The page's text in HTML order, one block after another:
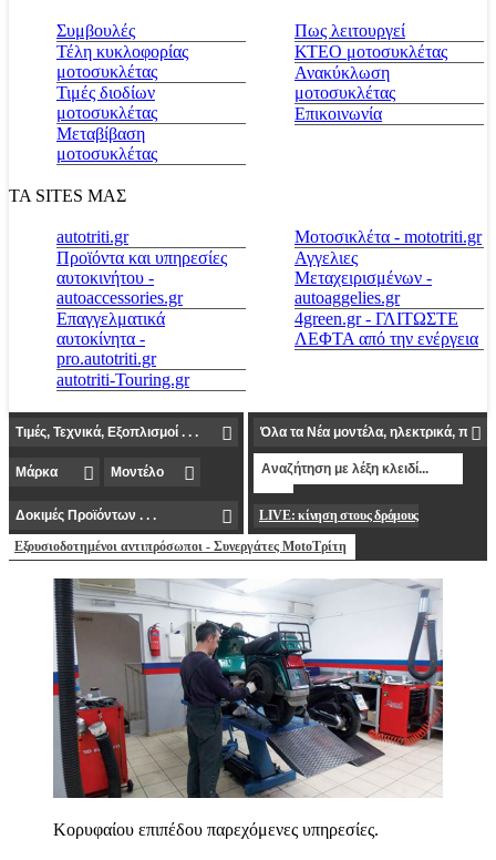
Συμβουλές
Τέλη κυκλοφορίας
μοτοσυκλέτας
Τιμές διοδίων
μοτοσυκλέτας
Μεταβίβαση
μοτοσυκλέτας
Πως λειτουργεί
ΚΤΕΟ μοτοσυκλέτας
Ανακύκλωση
μοτοσυκλέτας
Επικοινωνία
ΤΑ SITES ΜΑΣ
autotriti.gr
Προϊόντα και υπηρεσίες
αυτοκινήτου -
autoaccessories.gr
Επαγγελματικά
αυτοκίνητα -
pro.autotriti.gr
autotriti-Touring.gr
Μοτοσικλέτα - mototriti.gr
Αγγελιες
Μεταχειρισμένων -
autoaggelies.gr
4green.gr - ΓΛΙΤΩΣΤΕ
ΛΕΦΤΑ από την ενέργεια
LIVE: κίνηση στους δρόμους
Εξουσιοδοτημένοι αντιπρόσωποι - Συνεργάτες MotoΤρίτη
Κορυφαίου επιπέδου παρεχόμενες υπηρεσίες.